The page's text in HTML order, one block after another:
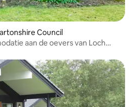
Council
aan de oevers van Loch